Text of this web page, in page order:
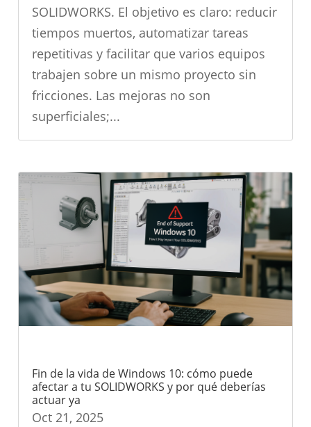
SOLIDWORKS. El objetivo es claro: reducir
tiempos muertos, automatizar tareas
repetitivas y facilitar que varios equipos
trabajen sobre un mismo proyecto sin
fricciones. Las mejoras no son
superficiales;...
Fin de la vida de Windows 10: cómo puede
afectar a tu SOLIDWORKS y por qué deberías
actuar ya
Oct 21, 2025